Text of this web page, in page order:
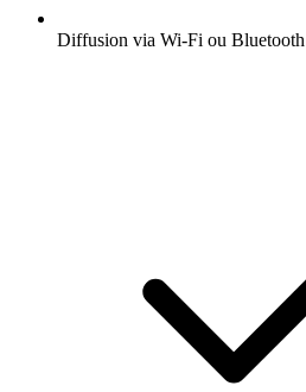
Diffusion via Wi-Fi ou Bluetooth